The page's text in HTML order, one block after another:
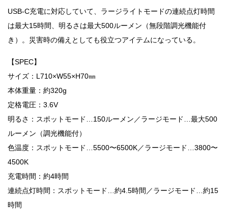
USB-C充電に対応していて、ラージライトモードの連続点灯時間
は最大15時間、明るさは最大500ルーメン（無段階調光機能付
き）。災害時の備えとしても役立つアイテムになっている。
【SPEC】
サイズ：L710×W55×H70㎜
本体重量：約320g
定格電圧：3.6V
明るさ：スポットモード…150ルーメン／ラージモード…最大500
ルーメン（調光機能付）
色温度：スポットモード…5500〜6500K／ラージモード…3800〜
4500K
充電時間：約4時間
連続点灯時間：スポットモード…約4.5時間／ラージモード…約15
時間